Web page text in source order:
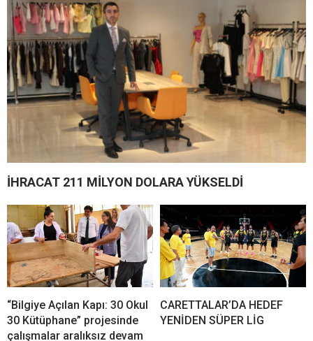
İHRACAT 211 MİLYON DOLARA YÜKSELDİ
“Bilgiye Açılan Kapı: 30 Okul
30 Kütüphane” projesinde
çalışmalar aralıksız devam
CARETTALAR’DA HEDEF
YENİDEN SÜPER LİG